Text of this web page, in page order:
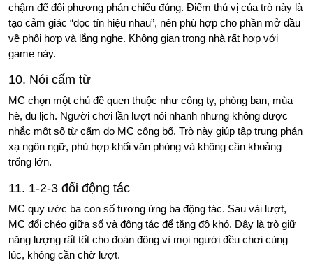
chậm để đối phương phản chiếu đúng. Điểm thú vị của trò này là
tạo cảm giác “đọc tín hiệu nhau”, nên phù hợp cho phần mở đầu
về phối hợp và lắng nghe. Không gian trong nhà rất hợp với
game này.
10. Nói cấm từ
MC chọn một chủ đề quen thuộc như công ty, phòng ban, mùa
hè, du lịch. Người chơi lần lượt nói nhanh nhưng không được
nhắc một số từ cấm do MC công bố. Trò này giúp tập trung phản
xạ ngôn ngữ, phù hợp khối văn phòng và không cần khoảng
trống lớn.
11. 1-2-3 đổi động tác
MC quy ước ba con số tương ứng ba động tác. Sau vài lượt,
MC đổi chéo giữa số và động tác để tăng độ khó. Đây là trò giữ
năng lượng rất tốt cho đoàn đông vì mọi người đều chơi cùng
lúc, không cần chờ lượt.